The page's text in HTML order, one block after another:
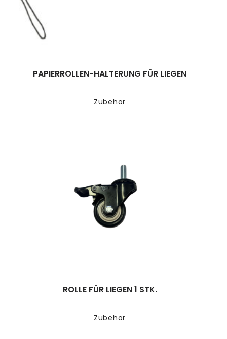
Zubehör
PAPIERROLLEN-HALTERUNG FÜR LIEGEN
Zubehör
ROLLE FÜR LIEGEN 1 STK.